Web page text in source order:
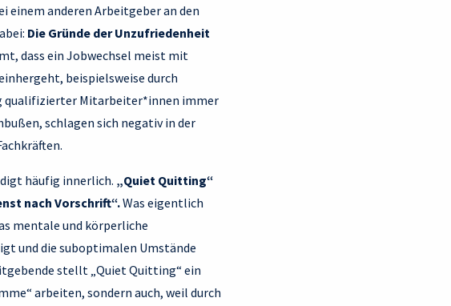
einem anderen Arbeitgeber an den
Die Gründe der Unzufriedenheit
dass ein Jobwechsel meist mit
beispielsweise durch
qualifizierter Mitarbeiter*innen immer
schlagen sich negativ in der
häufig innerlich. „Quiet Quitting“
nach Vorschrift“.Was eigentlich
mentale und körperliche
und die suboptimalen Umstände
stellt „Quiet Quitting“ ein
arbeiten, sondern auch, weil durch